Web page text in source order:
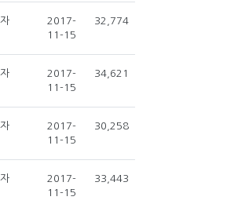
2017-
11-15
32,774
2017-
11-15
34,621
2017-
11-15
30,258
2017-
11-15
33,443